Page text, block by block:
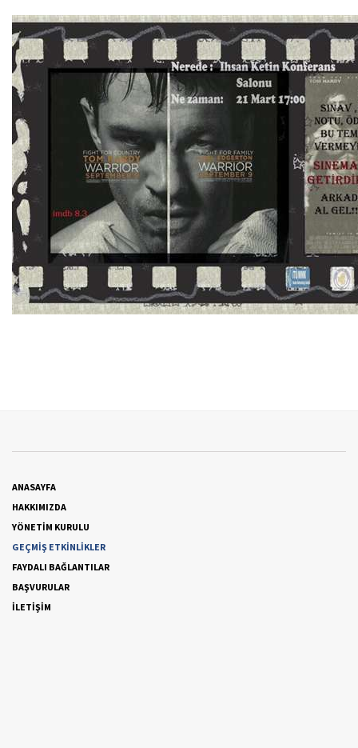
ANASAYFA
HAKKIMIZDA
YÖNETİM KURULU
GEÇMİŞ ETKİNLİKLER
FAYDALI BAĞLANTILAR
BAŞVURULAR
İLETİŞİM